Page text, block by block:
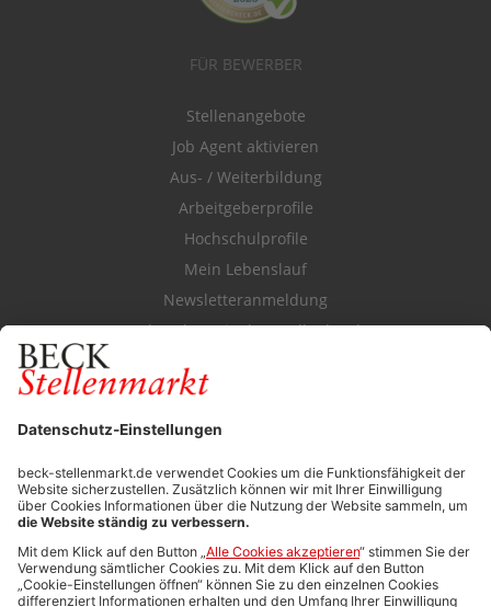
FÜR BEWERBER
Stellenangebote
Job Agent aktivieren
Aus- / Weiterbildung
Arbeitgeberprofile
Hochschulprofile
Mein Lebenslauf
Newsletteranmeldung
Durchsuchen Sie den Stellenkatalog
FÜR ARBEITGEBER
Stellenmarktpreise
Anzeigen-AGB
Media-Daten
Newsletteranmeldung
Produktübersicht